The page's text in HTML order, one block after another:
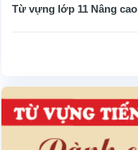
Từ vựng lớp 11 Nâng cao